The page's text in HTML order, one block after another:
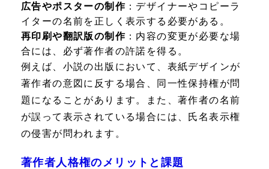
広告やポスターの制作 ：デザイナーやコピーラ
イターの名前を正しく表示する必要がある。
再印刷や翻訳版の制作 ：内容の変更が必要な場
合には、必ず著作者の許諾を得る。
例えば、小説の出版において、表紙デザインが
著作者の意図に反する場合、同一性保持権が問
題になることがあります。また、著作者の名前
が誤って表示されている場合には、氏名表示権
の侵害が問われます。
著作者人格権のメリットと課題